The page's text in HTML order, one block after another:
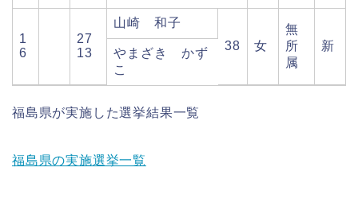
1
6
27
13
山崎 和子
38
女
無
所
属
新
やまざき かず
こ
福島県が実施した選挙結果一覧
福島県の実施選挙一覧